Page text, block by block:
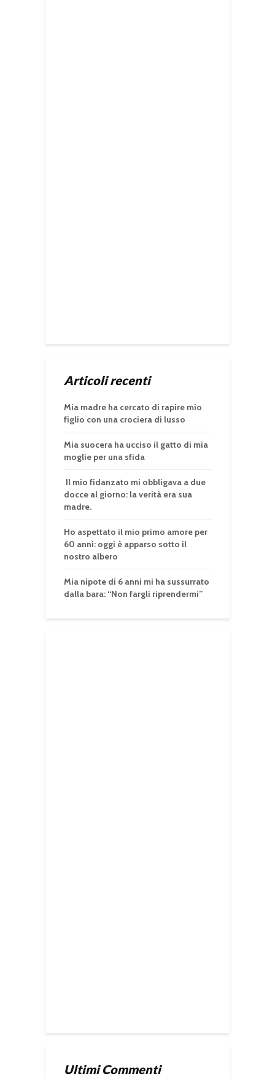
Articoli recenti
Mia madre ha cercato di rapire mio
figlio con una crociera di lusso
Mia suocera ha ucciso il gatto di mia
moglie per una sfida
Il mio fidanzato mi obbligava a due
docce al giorno: la verità era sua
madre.
Ho aspettato il mio primo amore per
60 anni: oggi è apparso sotto il
nostro albero
Mia nipote di 6 anni mi ha sussurrato
dalla bara: “Non fargli riprendermi”
Ultimi Commenti